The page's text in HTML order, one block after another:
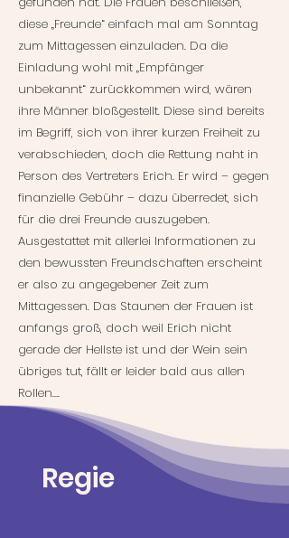
diese „Freunde“ einfach mal am Sonntag
zum Mittagessen einzuladen. Da die
Einladung wohl mit „Empfänger
unbekannt“ zurückkommen wird, wären
ihre Männer bloßgestellt. Diese sind bereits
im Begriff, sich von ihrer kurzen Freiheit zu
verabschieden, doch die Rettung naht in
Person des Vertreters Erich. Er wird – gegen
finanzielle Gebühr – dazu überredet, sich
für die drei Freunde auszugeben.
Ausgestattet mit allerlei Informationen zu
den bewussten Freundschaften erscheint
er also zu angegebener Zeit zum
Mittagessen. Das Staunen der Frauen ist
anfangs groß, doch weil Erich nicht
gerade der Hellste ist und der Wein sein
übriges tut, fällt er leider bald aus allen
Rollen….
Regie